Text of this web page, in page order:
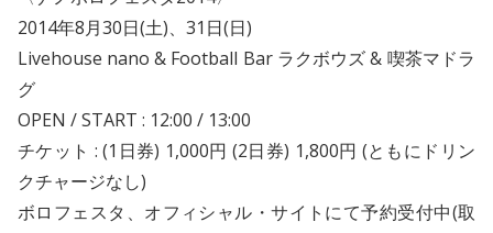
2014年8月30日(土)、31日(日)
Livehouse nano & Football Bar ラクボウズ & 喫茶マドラ
グ
OPEN / START : 12:00 / 13:00
チケット : (1日券) 1,000円 (2日券) 1,800円 (ともにドリン
クチャージなし)
ボロフェスタ、オフィシャル・サイトにて予約受付中(取